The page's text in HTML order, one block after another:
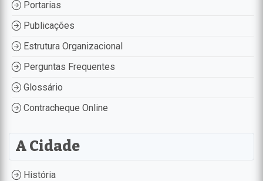
Portarias
Publicações
Estrutura Organizacional
Perguntas Frequentes
Glossário
Contracheque Online
A Cidade
História